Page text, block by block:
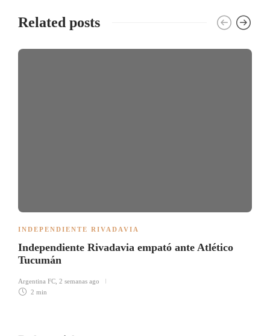
Related posts
INDEPENDIENTE RIVADAVIA
Independiente Rivadavia empató ante Atlético
Tucumán
Argentina FC 2 semanas ago
2 min